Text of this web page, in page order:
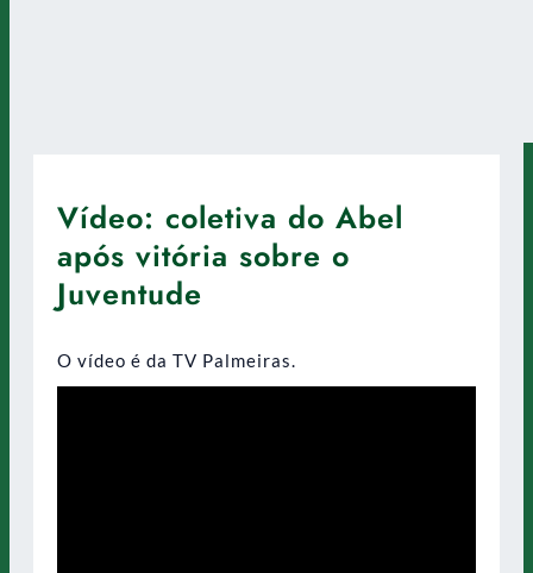
Vídeo: coletiva do Abel
após vitória sobre o
Juventude
O vídeo é da TV Palmeiras.